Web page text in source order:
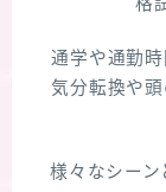
通学や通勤
気分転換や
様々なシー